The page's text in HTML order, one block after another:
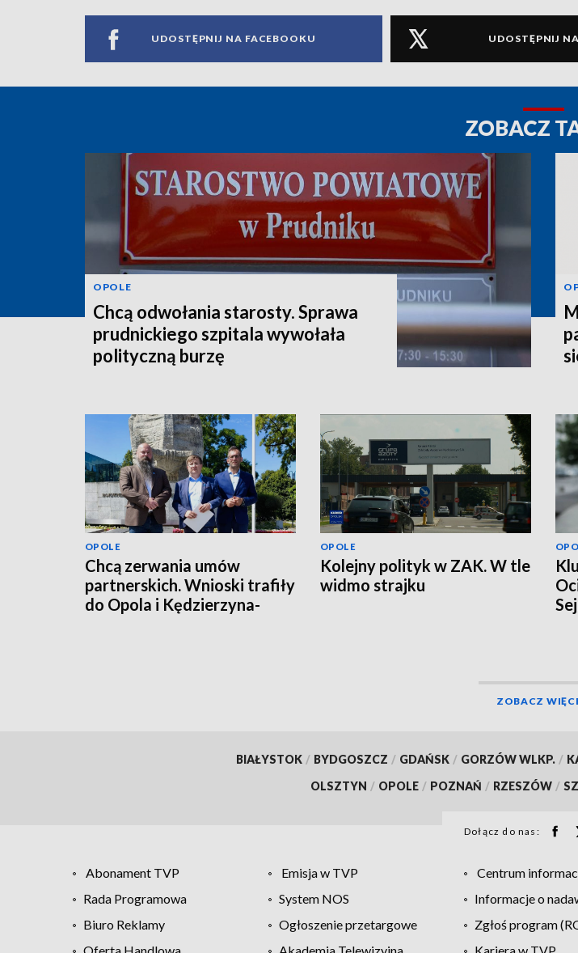
UDOSTĘPNIJ NA FACEBOOKU UDOSTĘPNIJ
ZOBACZ
OPOLE
Chcą odwołania starosty. Sprawa
prudnickiego szpitala wywołała
polityczną burzę
OPOLE
Chcą zerwania umów
partnerskich. Wnioski trafiły
do Opola i Kędzierzyna-
OPOLE
Kolejny polityk w ZAK. W tle
widmo strajku
ZOBACZ
BIAŁYSTOK / BYDGOSZCZ / GDAŃSK / GORZÓW WLKP. /
OLSZTYN / OPOLE / POZNAŃ / RZESZÓW /
Dołącz do nas:
Abonament TVP Emisja w TVP Centrum
Rada Programowa
System NOS Informacje o
Biuro Reklamy
Ogłoszenie przetargowe Zgłoś program